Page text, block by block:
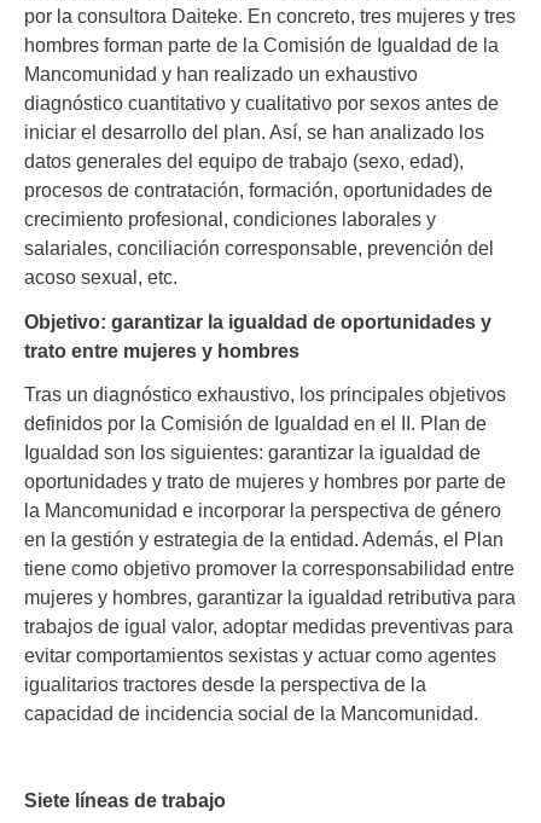
por la consultora Daiteke. En concreto, tres mujeres y tres
hombres forman parte de la Comisión de Igualdad de la
Mancomunidad y han realizado un exhaustivo
diagnóstico cuantitativo y cualitativo por sexos antes de
iniciar el desarrollo del plan. Así, se han analizado los
datos generales del equipo de trabajo (sexo, edad),
procesos de contratación, formación, oportunidades de
crecimiento profesional, condiciones laborales y
salariales, conciliación corresponsable, prevención del
acoso sexual, etc.
Objetivo: garantizar la igualdad de oportunidades y
trato entre mujeres y hombres
Tras un diagnóstico exhaustivo, los principales objetivos
definidos por la Comisión de Igualdad en el II. Plan de
Igualdad son los siguientes: garantizar la igualdad de
oportunidades y trato de mujeres y hombres por parte de
la Mancomunidad e incorporar la perspectiva de género
en la gestión y estrategia de la entidad. Además, el Plan
tiene como objetivo promover la corresponsabilidad entre
mujeres y hombres, garantizar la igualdad retributiva para
trabajos de igual valor, adoptar medidas preventivas para
evitar comportamientos sexistas y actuar como agentes
igualitarios tractores desde la perspectiva de la
capacidad de incidencia social de la Mancomunidad.
Siete líneas de trabajo